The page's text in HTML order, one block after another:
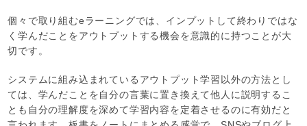
個々で取り組むeラーニングでは、インプットして終わりではな
く学んだことをアウトプットする機会を意識的に持つことが大
切です。
システムに組み込まれているアウトプット学習以外の方法とし
ては、学んだことを自分の言葉に置き換えて他人に説明するこ
とも自分の理解度を深めて学習内容を定着させるのに有効だと